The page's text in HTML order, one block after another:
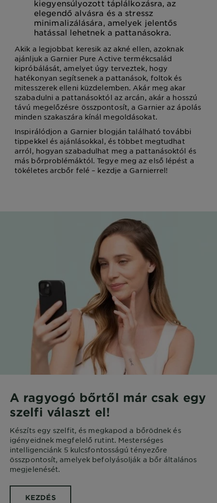
kiegyensúlyozott táplálkozásra, az
elegendő alvásra és a stressz
minimalizálására, amelyek jelentős
hatással lehetnek a pattanásokra.
Akik a legjobbat keresik az akné ellen, azoknak
ajánljuk a Garnier Pure Active termékcsalád
kipróbálását, amelyet úgy terveztek, hogy
hatékonyan segítsenek a pattanások, foltok és
mitesszerek elleni küzdelemben. Akár meg akar
szabadulni a pattanásoktól az arcán, akár a hosszú
távú megelőzésre összpontosít, a Garnier az ápolás
minden szakaszára kínál megoldásokat.
Inspirálódjon a Garnier blogján található további
tippekkel és ajánlásokkal, és többet megtudhat
arról, hogyan szabadulhat meg a pattanásoktól és
más bőrproblémáktól. Tegye meg az első lépést a
tökéletes arcbőr felé – kezdje a Garnierrel!
A ragyogó bőrtől már csak egy
szelfi választ el!
Készíts egy szelfit, és megkapod a bőrödnek és
igényeidnek megfelelő rutint. Mesterséges
intelligenciánk 5 kulcsfontosságú tényezőre
összpontosít, amelyek befolyásolják a bőr általános
megjelenését.
KEZDÉS